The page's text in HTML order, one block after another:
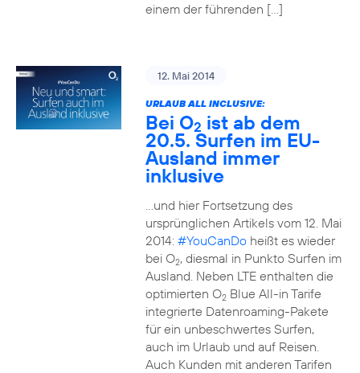
einem der führenden […]
12. Mai 2014
URLAUB ALL INCLUSIVE:
Bei O2 ist ab dem
20.5. Surfen im EU-
Ausland immer
inklusive
…und hier Fortsetzung des
ursprünglichen Artikels vom 12. Mai
2014: #YouCanDoheißt es wieder
bei O2, diesmal in Punkto Surfen im
Ausland. Neben LTE enthalten die
optimierten O2Blue All-in Tarife
integrierte Datenroaming-Pakete
für ein unbeschwertes Surfen,
auch im Urlaub und auf Reisen.
Auch Kunden mit anderen Tarifen